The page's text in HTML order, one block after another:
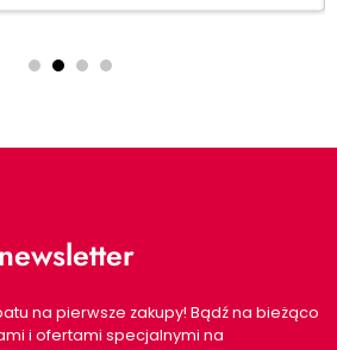
na pierwsze zakupy! Bądź na bieżąco
i ofertami specjalnymi na